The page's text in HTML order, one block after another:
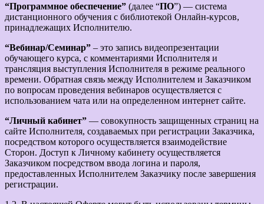
“Программное обеспечение” (далее “ПО”) — система
дистанционного обучения с библиотекой Онлайн-курсов,
принадлежащих Исполнителю.
“Вебинар/Семинар” – это запись видеопрезентации
обучающего курса, с комментариями Исполнителя и
трансляция выступления Исполнителя в режиме реального
времени. Обратная связь между Исполнителем и Заказчиком
по вопросам проведения вебинаров осуществляется с
использованием чата или на определенном интернет сайте.
“Личный кабинет” — совокупность защищенных страниц на
сайте Исполнителя, создаваемых при регистрации Заказчика,
посредством которого осуществляется взаимодействие
Сторон. Доступ к Личному кабинету осуществляется
Заказчиком посредством ввода логина и пароля,
предоставленных Исполнителем Заказчику после завершения
регистрации.